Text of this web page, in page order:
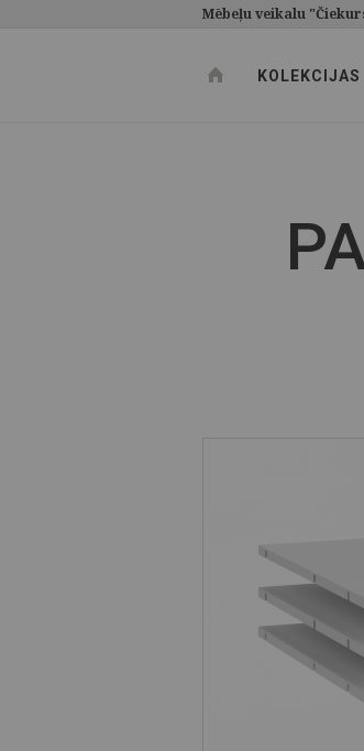
Mēbeļu veikalu
KOLEKCIJAS